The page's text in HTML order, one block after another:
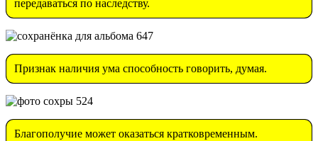
передаваться по наследству.
Признак наличия ума способность говорить, думая.
Благополучие может оказаться кратковременным.